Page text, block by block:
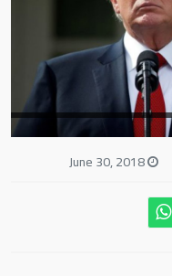
June 30, 2018